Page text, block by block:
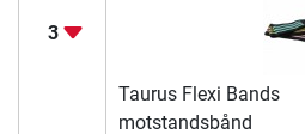
3
Taurus Flexi Bands
motstandsbånd